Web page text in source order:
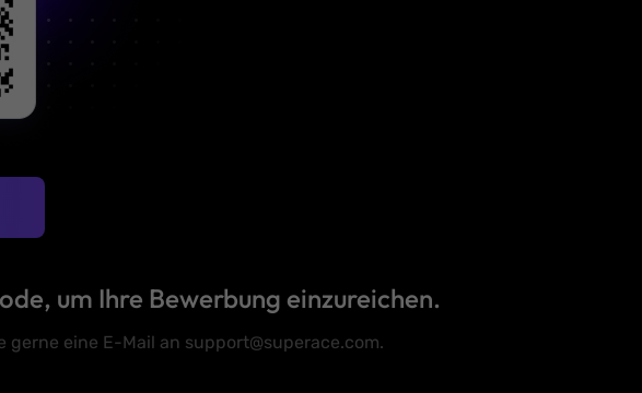
um Ihre Bewerbung einzureichen.
gerne eine E-Mail an support@superace.com.